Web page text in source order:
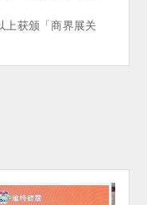
上获颁「商界展关